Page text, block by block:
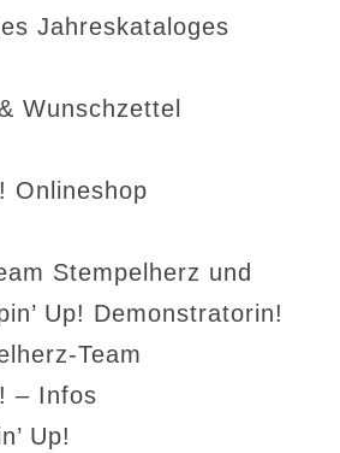
Jahreskataloges
Wunschzettel
Onlineshop
Stempelherz und
Up! Demonstratorin!
Team
– Infos
Up!